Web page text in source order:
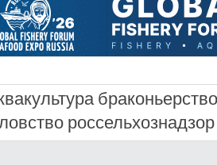
браконьерство
россельхознадзор